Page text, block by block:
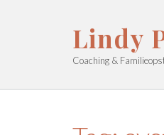
Lindy
Coaching &